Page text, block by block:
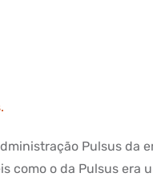
Pulsus da
como o da Pulsus era